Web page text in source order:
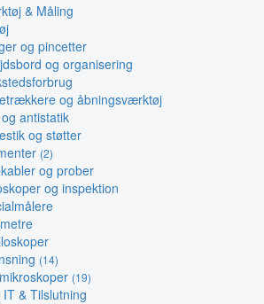
& Måling
og pincetter
og organisering
og åbningsværktøj
antistatik
og støtter
(2)
og prober
og inspektion
(14)
(19)
IT & Tilslutning